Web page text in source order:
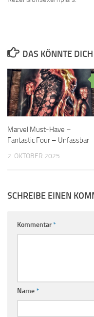
DAS KÖNNTE
Marvel Must-Have –
Fantastic Four – Unfassbar
2. OKTOBER 2025
SCHREIBE EINEN
Kommentar*
Name*